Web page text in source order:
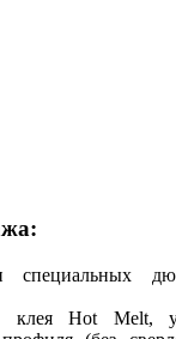
специальных
Hot Melt,